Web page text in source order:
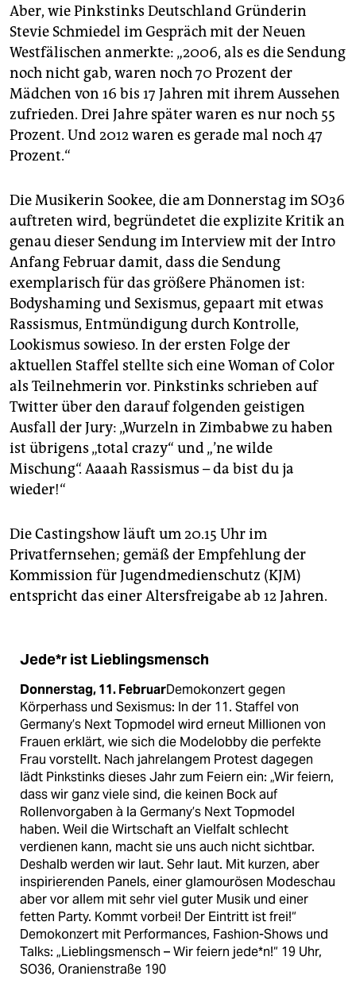
Aber, wie Pinkstinks Deutschland Gründerin
Stevie Schmiedel im Gespräch mit derNeuen
Westfälischen anmerkte: „2006, als es die Sendung
noch nicht gab, waren noch 70 Prozent der
Mädchen von 16 bis 17 Jahren mit ihrem Aussehen
zufrieden. Drei Jahre später waren es nur noch 55
Prozent. Und 2012 waren es gerade mal noch 47
Prozent.“
Die Musikerin Sookee, die am Donnerstag im SO36
auftreten wird, begründetet die explizite Kritik an
genau dieser Sendung im Interview mit derIntro
Anfang Februar damit, dass die Sendung
exemplarisch für das größere Phänomen ist:
Bodyshaming und Sexismus, gepaart mit etwas
Rassismus, Entmündigung durch Kontrolle,
Lookismus sowieso. In der ersten Folge der
aktuellen Staffel stellte sich eine Woman of Color
als Teilnehmerin vor. Pinkstinks schrieben auf
Twitter über den darauf folgenden geistigen
Ausfall der Jury: „Wurzeln in Zimbabwe zu haben
ist übrigens „total crazy“ und „’ne wilde
Mischung“. Aaaah Rassismus – da bist du ja
wieder!“
Die Castingshow läuft um 20.15 Uhr im
Privatfernsehen; gemäß der Empfehlung der
Kommission für Jugendmedienschutz (KJM)
entspricht das einer Altersfreigabe ab 12 Jahren.
Jede*r ist Lieblingsmensch
Donnerstag, 11. FebruarDemokonzert gegen
Körperhass und Sexismus: In der 11. Staffel von
Germany’s Next Topmodel wird erneut Millionen von
Frauen erklärt, wie sich die Modelobby die perfekte
Frau vorstellt. Nach jahrelangem Protest dagegen
lädt Pinkstinks dieses Jahr zum Feiern ein: „Wir feiern,
dass wir ganz viele sind, die keinen Bock auf
Rollenvorgaben à la Germany’s Next Topmodel
haben. Weil die Wirtschaft an Vielfalt schlecht
verdienen kann, macht sie uns auch nicht sichtbar.
Deshalb werden wir laut. Sehr laut. Mit kurzen, aber
inspirierenden Panels, einer glamourösen Modeschau
aber vor allem mit sehr viel guter Musik und einer
fetten Party. Kommt vorbei! Der Eintritt ist frei!“
Demokonzert mit Performances, Fashion-Shows und
Talks: „Lieblingsmensch – Wir feiern jede*n!“ 19 Uhr,
SO36, Oranienstraße 190